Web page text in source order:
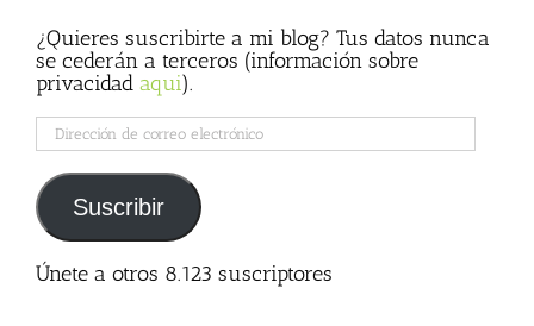
¿Quieres suscribirte a mi blog? Tus datos nunca
se cederán a terceros (información sobre
privacidad aqui).
Dirección
de
correo
electrónico
Suscribir
Únete a otros 8.123 suscriptores